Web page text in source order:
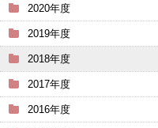
2020年度
2019年度
2018年度
2017年度
2016年度